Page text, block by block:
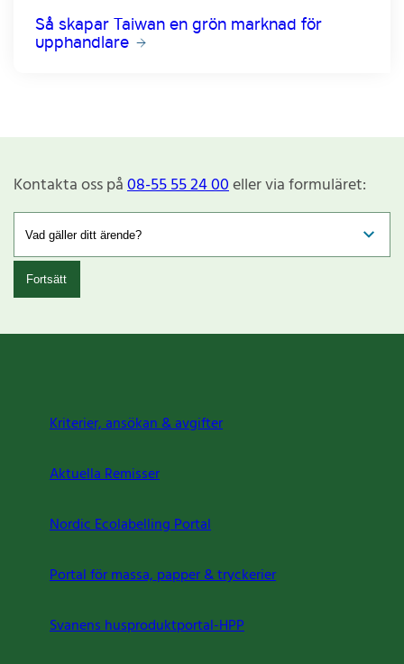
Så skapar Taiwan en grön marknad för
upphandlare
Kontakta oss på08-55 55 24 00eller via formuläret:
Fortsätt
Kriterier, ansökan & avgifter
Aktuella Remisser
Nordic Ecolabelling Portal
Portal för massa, papper & tryckerier
Svanens husproduktportal-HPP